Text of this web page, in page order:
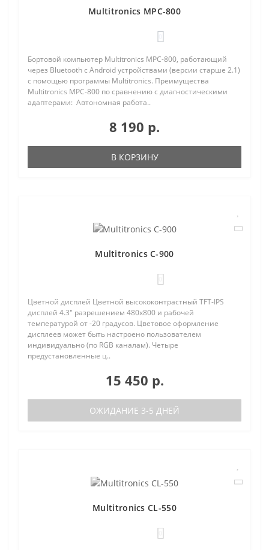
Multitronics MPC-800
Бортовой компьютер Multitronics MPC-800, работающий
через Bluetooth с Android устройствами (версии старше 2.1)
с помощью программы Multitronics. Преимущества
Multitronics MPC-800 по сравнению с диагностическими
адаптерами: Автономная работа..
8 190 р.
В КОРЗИНУ
Multitronics C-900
Цветной дисплей Цветной высококонтрастный TFT-IPS
дисплей 4.3" разрешением 480х800 и рабочей
температурой от -20 градусов. Цветовое оформление
дисплеев может быть настроено пользователем
индивидуально (по RGB каналам). Четыре
предустановленные ц..
15 450 р.
ОЖИДАНИЕ 3-5 ДНЕЙ
Multitronics CL-550